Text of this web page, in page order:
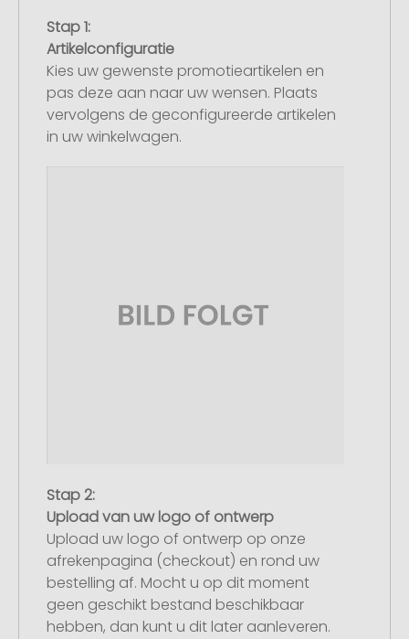
Stap 1:
Artikelconfiguratie
Kies uw gewenste promotieartikelen en
pas deze aan naar uw wensen. Plaats
vervolgens de geconfigureerde artikelen
in uw winkelwagen.
Stap 2:
Upload van uw logo of ontwerp
Upload uw logo of ontwerp op onze
afrekenpagina (checkout) en rond uw
bestelling af. Mocht u op dit moment
geen geschikt bestand beschikbaar
hebben, dan kunt u dit later aanleveren.